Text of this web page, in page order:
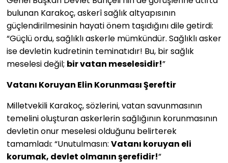
bulunan Karakoç, askerî sağlık altyapısının
güçlendirilmesinin hayati önem taşıdığını dile getirdi:
“Güçlü ordu, sağlıklı askerle mümkündür. Sağlıklı asker
ise devletin kudretinin teminatıdır! Bu, bir sağlık
meselesi değil; bir vatan meselesidir!”
Vatanı Koruyan Elin Korunması Şereftir
Milletvekili Karakoç, sözlerini, vatan savunmasının
temelini oluşturan askerlerin sağlığının korunmasının
devletin onur meselesi olduğunu belirterek
tamamladı: “Unutulmasın: Vatanı koruyan eli
korumak, devlet olmanın şerefidir!”